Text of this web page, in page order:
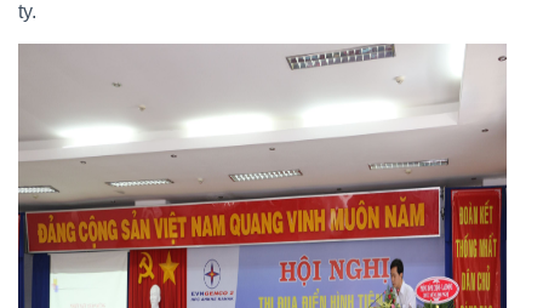
ty.